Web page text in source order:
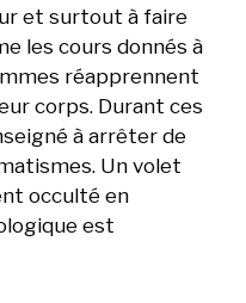
et surtout à faire
les cours donnés à
réapprennent
corps. Durant ces
à arrêter de
Un volet
occulté en
est